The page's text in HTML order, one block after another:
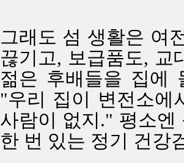
그래도 섬 생활은 여
끊기고, 보급품도, 교
젊은 후배들을 집에
"우리 집이 변전소에
사람이 없지." 평소
한 번 있는 정기 건강